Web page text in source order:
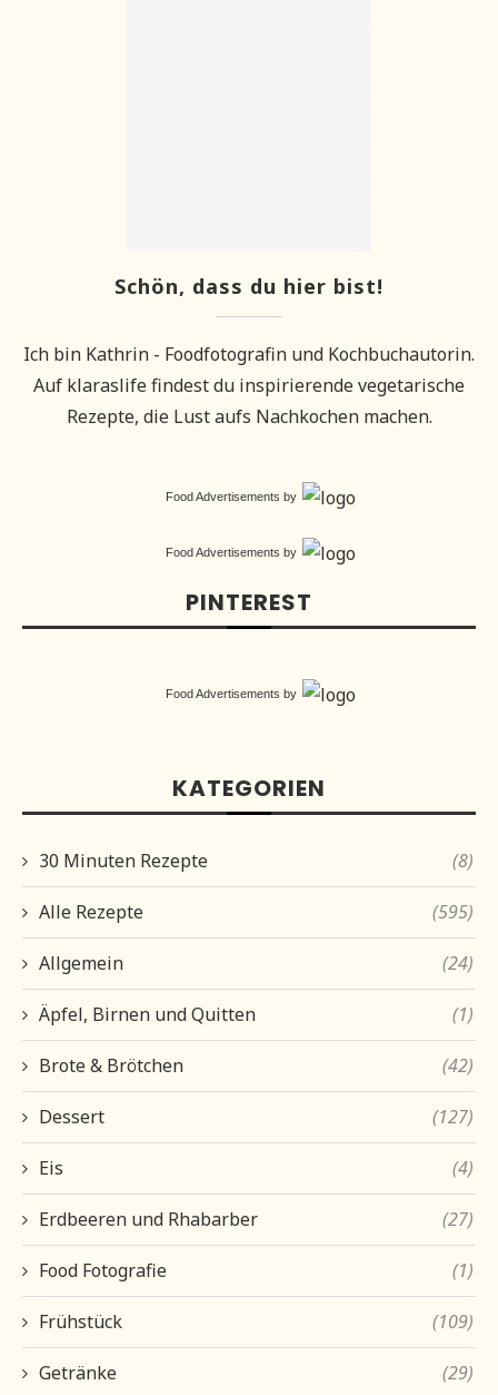
Schön, dass du hier bist!
Ich bin Kathrin - Foodfotografin und Kochbuchautorin.
Auf klaraslife findest du inspirierende vegetarische
Rezepte, die Lust aufs Nachkochen machen.
Food Advertisements by
Food Advertisements by
PINTEREST
Food Advertisements by
KATEGORIEN
30 Minuten Rezepte (8)
Alle Rezepte (595)
Allgemein (24)
Äpfel, Birnen und Quitten (1)
Brote & Brötchen (42)
Dessert (127)
Eis (4)
Erdbeeren und Rhabarber (27)
Food Fotografie (1)
Frühstück (109)
Getränke (29)